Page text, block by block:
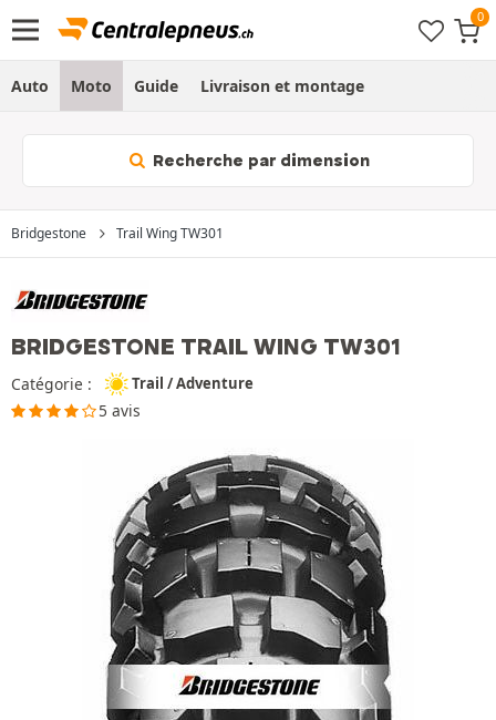
Auto Moto Guide Livraison et montage
Recherche par dimension
Bridgestone Trail Wing TW301
BRIDGESTONE TRAIL WING TW301
Catégorie : Trail / Adventure
5 avis